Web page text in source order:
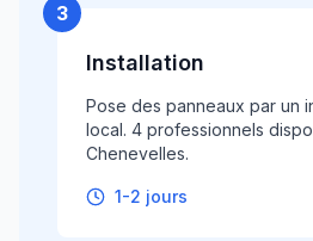
3
Installation
Pose des panneaux par un
local. 4 professionnels
Chenevelles.
1-2 jours